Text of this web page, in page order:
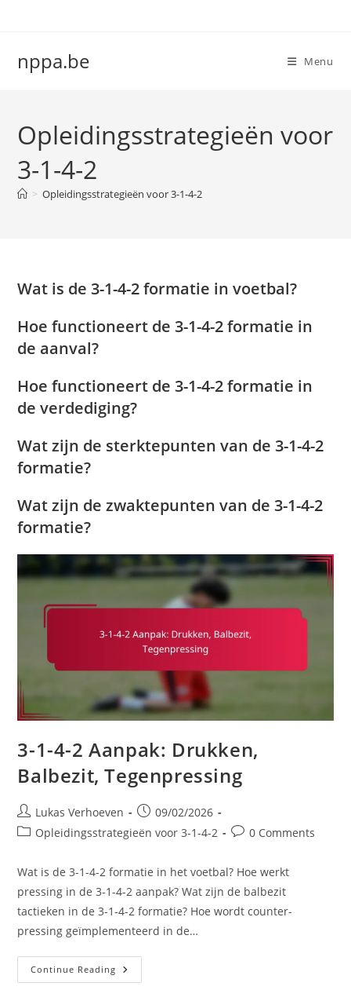
nppa.be Menu
Opleidingsstrategieën voor
3-1-4-2
> Opleidingsstrategieën voor 3-1-4-2
Wat is de 3-1-4-2 formatie in voetbal?
Hoe functioneert de 3-1-4-2 formatie in
de aanval?
Hoe functioneert de 3-1-4-2 formatie in
de verdediging?
Wat zijn de sterktepunten van de 3-1-4-2
formatie?
Wat zijn de zwaktepunten van de 3-1-4-2
formatie?
3-1-4-2 Aanpak: Drukken,
Balbezit, Tegenpressing
Post
author:
Lukas Verhoeven
Post
published:
09/02/2026
PostOpleidingsstrategieën voor 3-1-4-2
Post0 Comments
Wat is de 3-1-4-2 formatie in het voetbal? Hoe werkt
pressing in de 3-1-4-2 aanpak? Wat zijn de balbezit
tactieken in de 3-1-4-2 formatie? Hoe wordt counter-
pressing geïmplementeerd in de…
Continue Reading 3-
1-